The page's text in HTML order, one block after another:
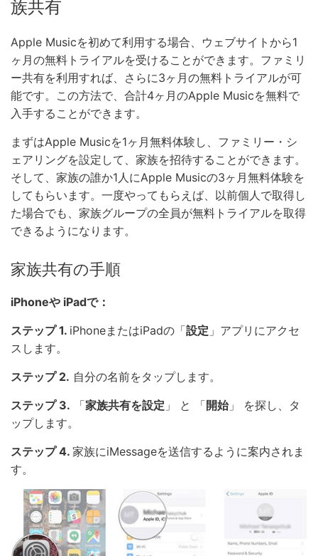
族共有
Apple Musicを初めて利用する場合、ウェブサイトから1
ヶ月の無料トライアルを受けることができます。ファミリ
ー共有を利用すれば、さらに3ヶ月の無料トライアルが可
能です。この方法で、合計4ヶ月のApple Musicを無料で
入手することができます。
まずはApple Musicを1ヶ月無料体験し、ファミリー・シ
ェアリングを設定して、家族を招待することができます。
そして、家族の誰か1人にApple Musicの3ヶ月無料体験を
してもらいます。一度やってもらえば、以前個人で取得し
た場合でも、家族グループの全員が無料トライアルを取得
できるようになります。
家族共有の手順
iPhoneや iPadで：
ステップ 1. iPhoneまたはiPadの「設定 」アプリにアクセ
スします。
ステップ 2. 自分の名前をタップします。
ステップ 3. 「家族共有を設定 」 と 「開始」 を探し、タ
ップします。
ステップ 4. 家族にiMessageを送信するように案内されま
す。